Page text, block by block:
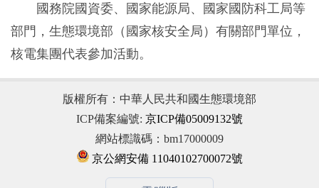
國務院國資委、國家能源局、國家國防科工局等
部門，生態環境部（國家核安全局）有關部門單位，
核電集團代表參加活動。
版權所有：中華人民共和國生態環境部
ICP備案編號: 京ICP備05009132號
網站標識碼：bm17000009
京公網安備 11040102700072號